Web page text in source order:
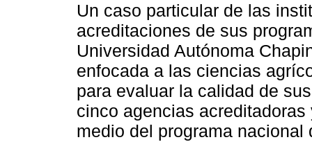
Un caso particular de las
acreditaciones de sus
Universidad Autónoma
enfocada a las ciencias
para evaluar la calidad de
cinco agencias
medio del programa